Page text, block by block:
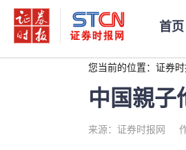
首页
您当前的位置： 证券
中国親
来源：证券时报网